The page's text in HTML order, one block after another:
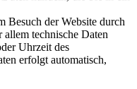
Besuch der Website durch
allem technische Daten
Uhrzeit des
erfolgt automatisch,